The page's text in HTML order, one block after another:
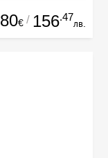
80€ / 156.47
лв.